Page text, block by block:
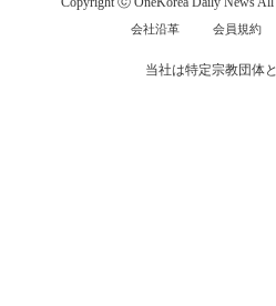
会社沿革 会員規約
当社は特定宗教団体